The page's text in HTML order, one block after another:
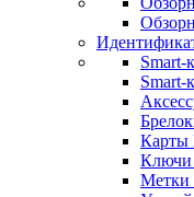
Smart-
Smart-
Карты
Ключи
Метки